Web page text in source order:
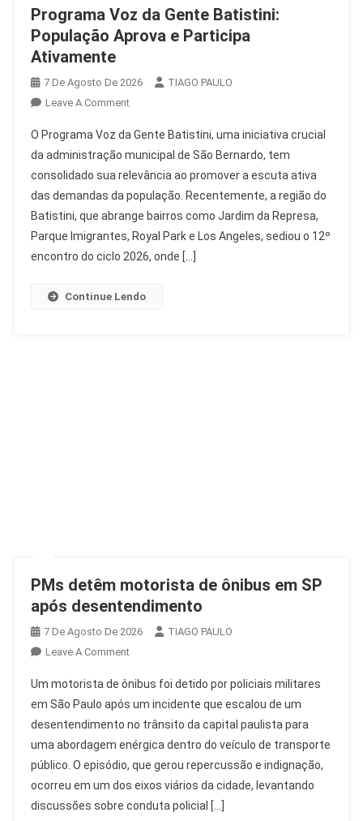
Programa Voz da Gente Batistini:
População Aprova e Participa
Ativamente
7 De Agosto De 2026
TIAGO PAULO
Leave A CommentOn
Voz
Da
Gente
Batistini:
População
Aprova
E
O Programa Voz da Gente Batistini, uma iniciativa crucial
da administração municipal de São Bernardo, tem
consolidado sua relevância ao promover a escuta ativa
das demandas da população. Recentemente, a região do
Batistini, que abrange bairros como Jardim da Represa,
Parque Imigrantes, Royal Park e Los Angeles, sediou o 12º
encontro do ciclo 2026, onde […]
Continue Lendo
PMs detêm motorista de ônibus em SP
após desentendimento
7 De Agosto De 2026
TIAGO PAULO
Leave A CommentOn
Detêm
Motorista
De
Ônibus
Em
SP
Após
Um motorista de ônibus foi detido por policiais militares
em São Paulo após um incidente que escalou de um
desentendimento no trânsito da capital paulista para
uma abordagem enérgica dentro do veículo de transporte
público. O episódio, que gerou repercussão e indignação,
ocorreu em um dos eixos viários da cidade, levantando
discussões sobre conduta policial […]